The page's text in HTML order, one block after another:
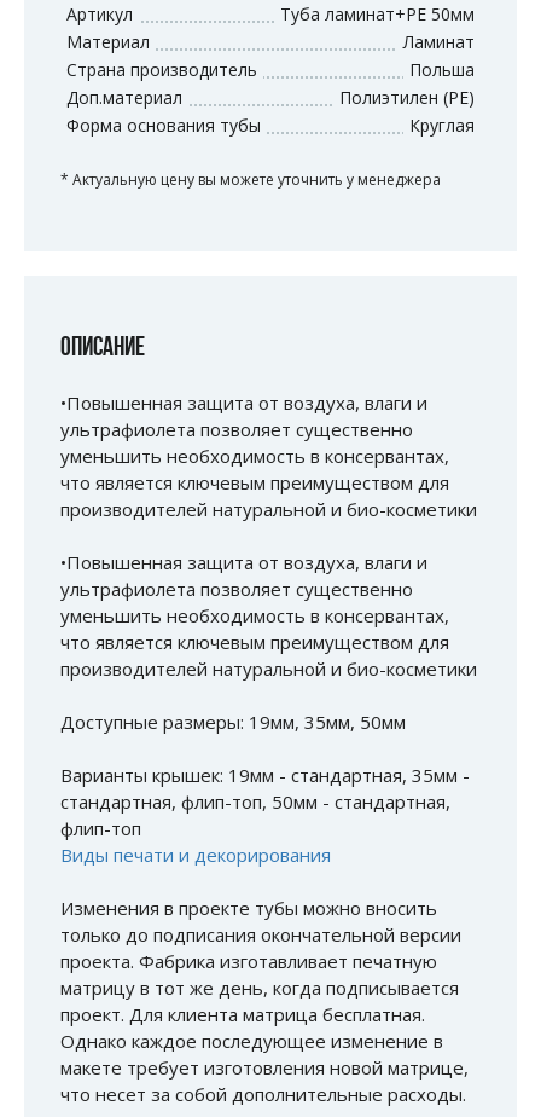
Артикул
Туба ламинат+PE 50мм
Материал
Ламинат
Страна производитель
Польша
Доп.материал
Полиэтилен (PE)
Форма основания тубы
Круглая
* Актуальную цену вы можете уточнить у менеджера
ОПИСАНИЕ
•Повышенная защита от воздуха, влаги и
ультрафиолета позволяет существенно
уменьшить необходимость в консервантах,
что является ключевым преимуществом для
производителей натуральной и био-косметики
•Повышенная защита от воздуха, влаги и
ультрафиолета позволяет существенно
уменьшить необходимость в консервантах,
что является ключевым преимуществом для
производителей натуральной и био-косметики
Доступные размеры: 19мм, 35мм, 50мм
Варианты крышек: 19мм - стандартная, 35мм -
стандартная, флип-топ, 50мм - стандартная,
флип-топ
Виды печати и декорирования
Изменения в проекте тубы можно вносить
только до подписания окончательной версии
проекта. Фабрика изготавливает печатную
матрицу в тот же день, когда подписывается
проект. Для клиента матрица бесплатная.
Однако каждое последующее изменение в
макете требует изготовления новой матрице,
что несет за собой дополнительные расходы.